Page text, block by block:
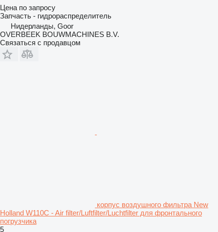
Цена по запросу
Запчасть - гидрораспределитель
Нидерланды, Goor
OVERBEEK BOUWMACHINES B.V.
Связаться с продавцом
корпус воздушного фильтра New
Holland W110C - Air filter/Luftfilter/Luchtfilter для фронтального
погрузчика
5